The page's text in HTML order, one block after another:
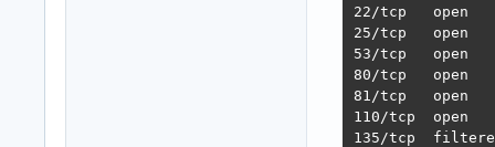
22/tcp   open
25/tcp   open
53/tcp   open
80/tcp   open
81/tcp   open
110/tcp  open
135/tcp